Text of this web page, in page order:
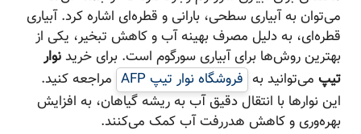
می‌توان به آبیاری سطحی، بارانی و قطره‌ای اشاره کرد. آبیاری
قطره‌ای، به دلیل مصرف بهینه آب و کاهش تبخیر، یکی از
بهترین روش‌ها برای آبیاری سورگوم است. برای خریدنوار
تیپ می‌توانید به فروشگاه نوار تیپ AFP
مراجعه کنید.
این نوارها با انتقال دقیق آب به ریشه گیاهان، به افزایش
بهره‌وری و کاهش هدررفت آب کمک می‌کنند.